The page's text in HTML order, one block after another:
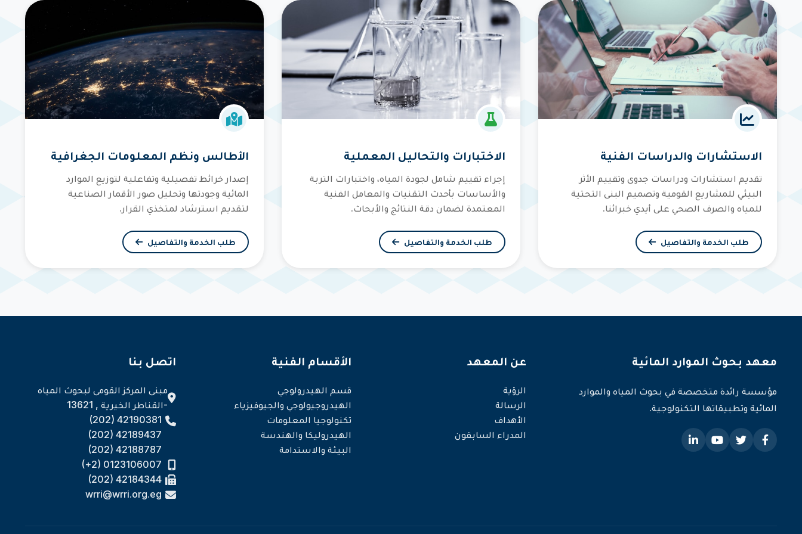
الاستشارات والدراسات الفنية
تقديم استشارات ودراسات جدوى وتقييم الأثر
البيئي للمشاريع القومية وتصميم البنى التحتية
للمياه والصرف الصحي على أيدي خبرائنا.
طلب الخدمة والتفاصيل
الاختبارات والتحاليل المعملية
إجراء تقييم شامل لجودة المياه، واختبارات التربة
والأساسات بأحدث التقنيات والمعامل الفنية
المعتمدة لضمان دقة النتائج والأبحاث.
طلب الخدمة والتفاصيل
الأطالس ونظم المعلومات الجغرافية
إصدار خرائط تفصيلية وتفاعلية لتوزيع الموارد
المائية وجودتها وتحليل صور الأقمار الصناعية
لتقديم استرشاد لمتخذي القرار.
طلب الخدمة والتفاصيل
معهد بحوث الموارد المائية
مؤسسة رائدة متخصصة في بحوث المياه والموارد
المائية وتطبيقاتها التكنولوجية.
عن المعهد
الرؤية
الرسالة
الأهداف
المدراء السابقون
الأقسام الفنية
قسم الهيدرولوجي
الهيدروجيولوجي والجيوفيزياء
تكنولوجيا المعلومات
الهيدروليكا والهندسة
البيئة والاستدامة
اتصل بنا
مبنى المركز القومى لبحوث المياه
-القناطر الخيرية , 13621
(202) 42190381
(202) 42189437
(202) 42188787
(+2) 0123106007
(202) 42184344
wrri@wrri.org.eg